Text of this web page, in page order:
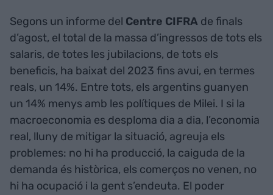
Segons un informe del Centre CIFRA de finals
d’agost, el total de la massa d’ingressos de tots els
salaris, de totes les jubilacions, de tots els
beneficis, ha baixat del 2023 fins avui, en termes
reals, un 14%. Entre tots, els argentins guanyen
un 14% menys amb les polítiques de Milei. I si la
macroeconomia es desploma dia a dia, l’economia
real, lluny de mitigar la situació, agreuja els
problemes: no hi ha producció, la caiguda de la
demanda és històrica, els comerços no venen, no
hi ha ocupació i la gent s’endeuta. El poder